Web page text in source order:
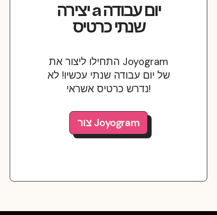
יצירהaיום עבודה
שנתיכרטיס
התחילו ליצור את Joyogram
של יום עבודה שנתי עכשיו! לא
נדרש כרטיס אשראי!
צור Joyogram